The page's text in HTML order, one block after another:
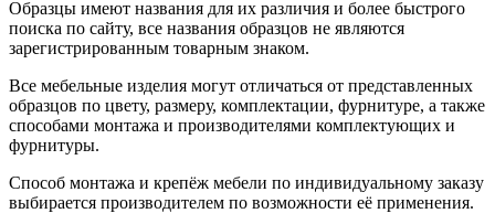
Образцы имеют названия для их различия и более быстрого
поиска по сайту, все названия образцов не являются
зарегистрированным товарным знаком.
Все мебельные изделия могут отличаться от представленных
образцов по цвету, размеру, комплектации, фурнитуре, а также
способами монтажа и производителями комплектующих и
фурнитуры.
Способ монтажа и крепёж мебели по индивидуальному заказу
выбирается производителем по возможности её применения.